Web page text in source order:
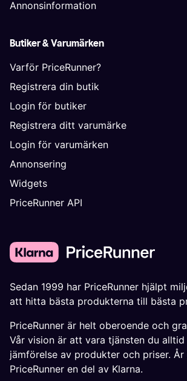
Annonsinformation
Butiker & Varumärken
Varför PriceRunner?
Registrera din butik
Login för butiker
Registrera ditt varumärke
Login för varumärken
Annonsering
Widgets
PriceRunner API
Sedan 1999 har PriceRunner hjälpt
att hitta bästa produkterna till bästa
PriceRunner är helt oberoende och
Vår vision är att vara tjänsten du
jämförelse av produkter och priser.
PriceRunner en del av Klarna.